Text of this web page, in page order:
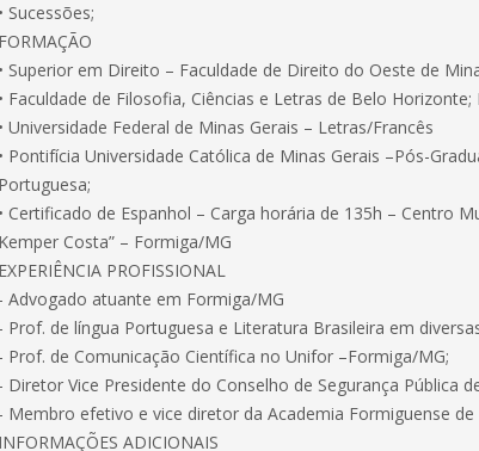
• Sucessões;
FORMAÇÃO
• Superior em Direito – Faculdade de Direito do Oeste de
• Faculdade de Filosofia, Ciências e Letras de Belo
• Universidade Federal de Minas Gerais – Letras/Francês
• Pontifícia Universidade Católica de Minas Gerais –Pós-
Portuguesa;
• Certificado de Espanhol – Carga horária de 135h – Centro
Kemper Costa” – Formiga/MG
EXPERIÊNCIA PROFISSIONAL
- Advogado atuante em Formiga/MG
- Prof. de língua Portuguesa e Literatura Brasileira em
- Prof. de Comunicação Científica no Unifor –Formiga/MG;
- Diretor Vice Presidente do Conselho de Segurança Pública
- Membro efetivo e vice diretor da Academia Formiguense de
INFORMAÇÕES ADICIONAIS